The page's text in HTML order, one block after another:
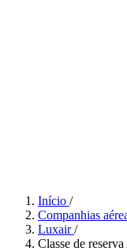
Início /
Companhias
Luxair /
Classe de reserva